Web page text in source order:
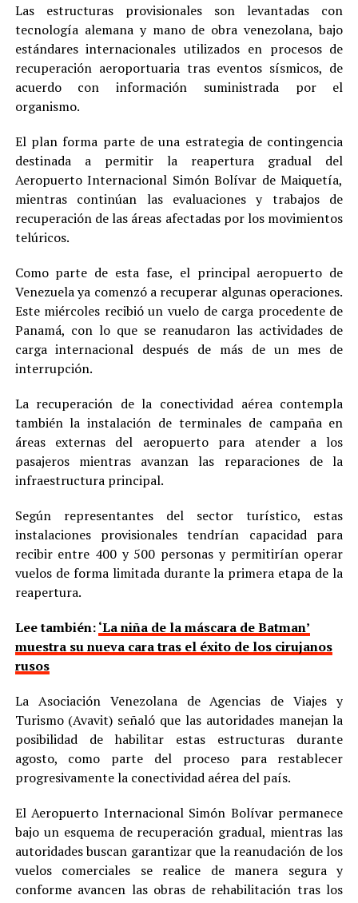
Las estructuras provisionales son levantadas con
tecnología alemana y mano de obra venezolana, bajo
estándares internacionales utilizados en procesos de
recuperación aeroportuaria tras eventos sísmicos, de
acuerdo con información suministrada por el
organismo.
El plan forma parte de una estrategia de contingencia
destinada a permitir la reapertura gradual del
Aeropuerto Internacional Simón Bolívar de Maiquetía,
mientras continúan las evaluaciones y trabajos de
recuperación de las áreas afectadas por los movimientos
telúricos.
Como parte de esta fase, el principal aeropuerto de
Venezuela ya comenzó a recuperar algunas operaciones.
Este miércoles recibió un vuelo de carga procedente de
Panamá, con lo que se reanudaron las actividades de
carga internacional después de más de un mes de
interrupción.
La recuperación de la conectividad aérea contempla
también la instalación de terminales de campaña en
áreas externas del aeropuerto para atender a los
pasajeros mientras avanzan las reparaciones de la
infraestructura principal.
Según representantes del sector turístico, estas
instalaciones provisionales tendrían capacidad para
recibir entre 400 y 500 personas y permitirían operar
vuelos de forma limitada durante la primera etapa de la
reapertura.
Lee también:‘La niña de la máscara de Batman’
muestra su nueva cara tras el éxito de los cirujanos
rusos
La Asociación Venezolana de Agencias de Viajes y
Turismo (Avavit) señaló que las autoridades manejan la
posibilidad de habilitar estas estructuras durante
agosto, como parte del proceso para restablecer
progresivamente la conectividad aérea del país.
El Aeropuerto Internacional Simón Bolívar permanece
bajo un esquema de recuperación gradual, mientras las
autoridades buscan garantizar que la reanudación de los
vuelos comerciales se realice de manera segura y
conforme avancen las obras de rehabilitación tras los